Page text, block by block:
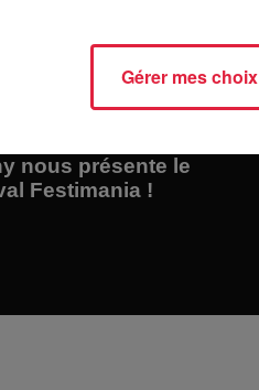
nous présente le
Festimania !
Gérer mes choix